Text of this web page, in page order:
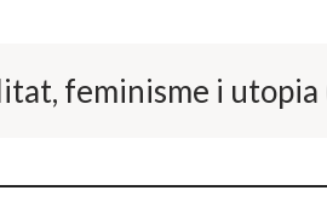
feminisme i